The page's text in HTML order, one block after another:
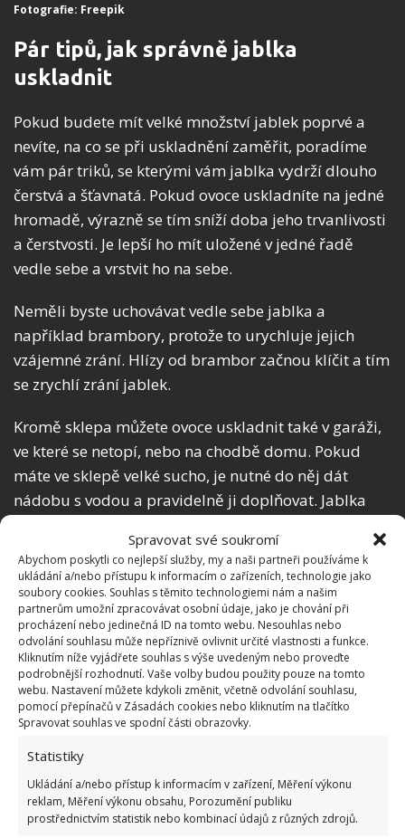
Spravovat své soukromí
Abychom poskytli co nejlepší služby, my a naši partneři používáme k
ukládání a/nebo přístupu k informacím o zařízeních, technologie jako
soubory cookies. Souhlas s těmito technologiemi nám a našim
partnerům umožní zpracovávat osobní údaje, jako je chování při
procházení nebo jedinečná ID na tomto webu. Nesouhlas nebo
odvolání souhlasu může nepříznivě ovlivnit určité vlastnosti a funkce.
Kliknutím níže vyjádřete souhlas s výše uvedeným nebo proveďte
podrobnější rozhodnutí. Vaše volby budou použity pouze na tomto
webu. Nastavení můžete kdykoli změnit, včetně odvolání souhlasu,
pomocí přepínačů v Zásadách cookies nebo kliknutím na tlačítko
Spravovat souhlas ve spodní části obrazovky.
Statistiky
Ukládání a/nebo přístup k informacím v zařízení, Měření výkonu
reklam, Měření výkonu obsahu, Porozumění publiku
prostřednictvím statistik nebo kombinací údajů z různých zdrojů.
Fotografie: Freepik
Pár tipů, jak správně jablka
uskladnit
Pokud budete mít velké množství jablek poprvé a
nevíte, na co se při uskladnění zaměřit, poradíme
vám pár triků, se kterými vám jablka vydrží dlouho
čerstvá a šťavnatá. Pokud ovoce uskladníte na jedné
hromadě, výrazně se tím sníží doba jeho trvanlivosti
a čerstvosti. Je lepší ho mít uložené v jedné řadě
vedle sebe a vrstvit ho na sebe.
Neměli byste uchovávat vedle sebe jablka a
například brambory, protože to urychluje jejich
vzájemné zrání. Hlízy od brambor začnou klíčit a tím
se zrychlí zrání jablek.
Kromě sklepa můžete ovoce uskladnit také v garáži,
ve které se netopí, nebo na chodbě domu. Pokud
máte ve sklepě velké sucho, je nutné do něj dát
nádobu s vodou a pravidelně ji doplňovat. Jablka
uskladněním nikdy nemyjte ani neleštěte.
Jablíčka sbírejte brzy ráno nebo pozdě večer a nikdy
ne za deštivého počasí. Uskladněte jen ta jablka,
která nejsou poškozená ani jinak potlučená.
Spadané ovoce můžete ihned zpracovat například
do domácího štrúdlu nebo si ho usušit a na zimu
máte zdravou dobrotu.
Jablka během zimy sledujte a kontrolujte, dávejte si
pozor hlavně na:
Vadnutí ovoce